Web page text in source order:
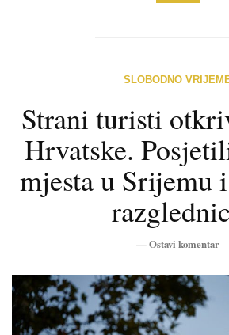
SLOBODNO
Strani turisti
Hrvatske.
mjesta u Srijemu
—Ostavi komentar